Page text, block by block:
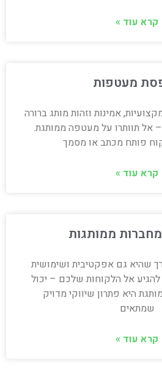
קרא עוד »
מעטפות
אמינות וזהות מותג ברורה
אל תוותרו על מעטפה ממותגת.
פותח מכתב או מסמך
קרא עוד »
ממותגות
שהיא גם אפקטיבית ושימושית
להגיע אל הלקוחות שלכם – יכול
היא פתרון שיווקי מדויק
שמתאים
קרא עוד »